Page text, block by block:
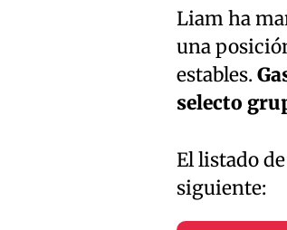
Liam ha
una
estables.
selecto
El listado
siguiente: